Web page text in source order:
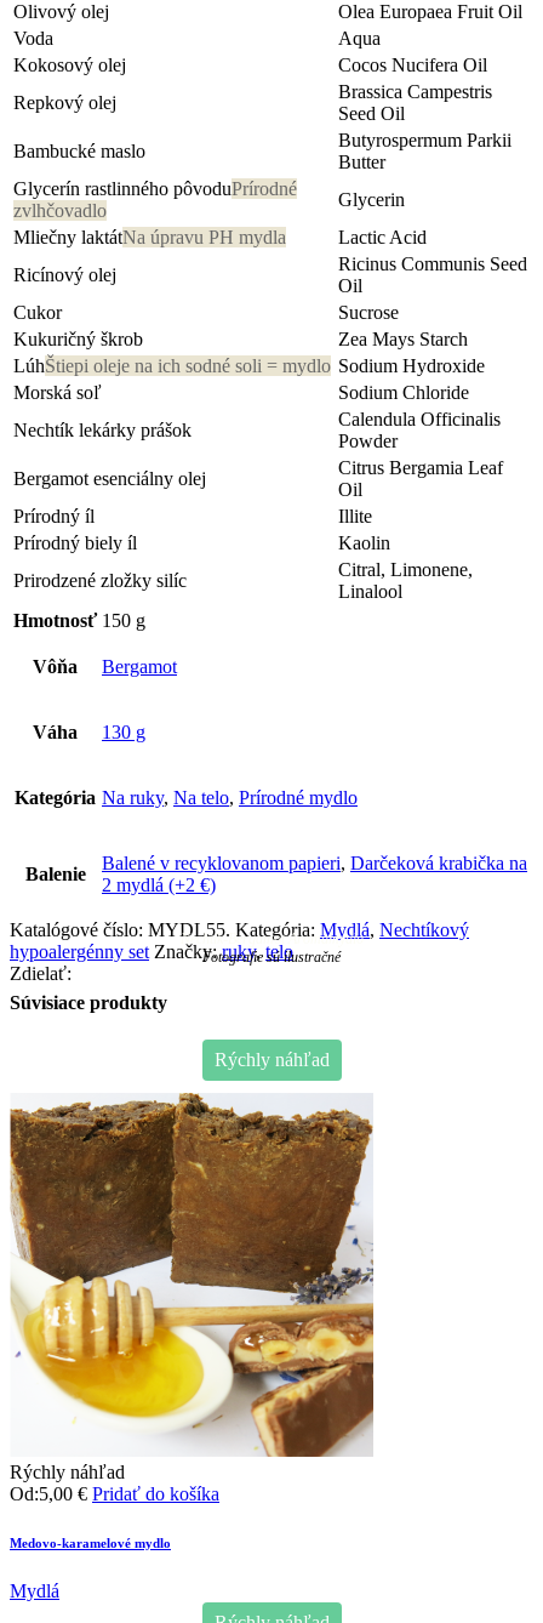
Olivový olej
Olea Europaea Fruit Oil
Voda
Aqua
Kokosový olej
Cocos Nucifera Oil
Repkový olej
Brassica Campestris
Seed Oil
Bambucké maslo
Butyrospermum Parkii
Butter
Glycerín rastlinného pôvoduPrírodné
zvlhčovadlo
Glycerin
Mliečny laktátNa úpravu PH mydla
Lactic Acid
Ricínový olej
Ricinus Communis Seed
Oil
Cukor
Sucrose
Kukuričný škrob
Zea Mays Starch
LúhŠtiepi oleje na ich sodné soli = mydlo Sodium Hydroxide
Morská soľ
Sodium Chloride
Nechtík lekárky prášok
Calendula Officinalis
Powder
Bergamot esenciálny olej
Citrus Bergamia Leaf
Oil
Prírodný íl
Illite
Prírodný biely íl
Kaolin
Prirodzené zložky silíc
Citral, Limonene,
Linalool
Hmotnosť 150 g
Vôňa Bergamot
Váha 130 g
Kategória Na ruky, Na telo, Prírodné mydlo
Balenie
Balené v recyklovanom papieri, Darčeková krabička na
2 mydlá (+2 €)
Katalógové číslo: MYDL55. Kategória: Mydlá, Nechtíkový
hypoalergénny set Značky:ruky,telo
Zdielať:
Nechtík-Bergamot Aromamydlo
Fotografie sú ilustračné
Súvisiace produkty
Rýchly náhľad
Rýchly náhľad
Od:5,00 € Pridať do košíka
Medovo-karamelové mydlo
Mydlá